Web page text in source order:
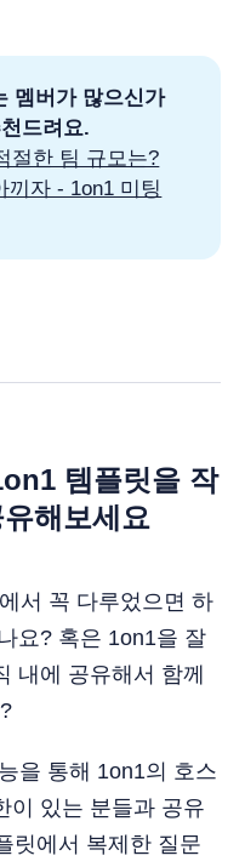
멤버가 많으신가
드려요.
절한 팀 규모는?
끼자 - 1on1 미팅
템플릿을 작
해보세요
서 꼭 다루었으면 하
요? 혹은 1on1을 잘
내에 공유해서 함께
을 통해 1on1의 호스
이 있는 분들과 공유
릿에서 복제한 질문